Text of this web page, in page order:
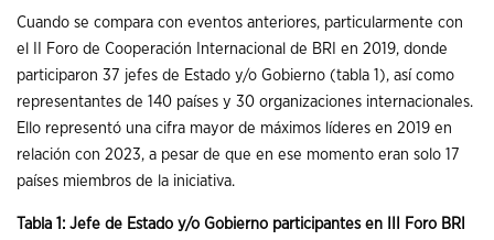
Cuando se compara con eventos anteriores, particularmente con
el II Foro de Cooperación Internacional de BRI en 2019, donde
participaron 37 jefes de Estado y/o Gobierno (tabla 1), así como
representantes de 140 países y 30 organizaciones internacionales.
Ello representó una cifra mayor de máximos líderes en 2019 en
relación con 2023, a pesar de que en ese momento eran solo 17
países miembros de la iniciativa.
Tabla 1: Jefe de Estado y/o Gobierno participantes en III Foro BRI